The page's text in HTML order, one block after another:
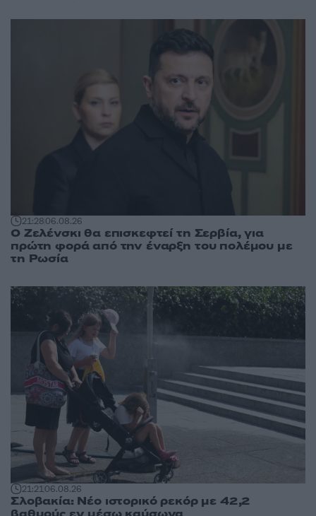
21:2806.08.26
Ο Ζελένσκι θα επισκεφτεί τη Σερβία, για
πρώτη φορά από την έναρξη του πολέμου με
τη Ρωσία
21:2106.08.26
Σλοβακία: Νέο ιστορικό ρεκόρ με 42,2